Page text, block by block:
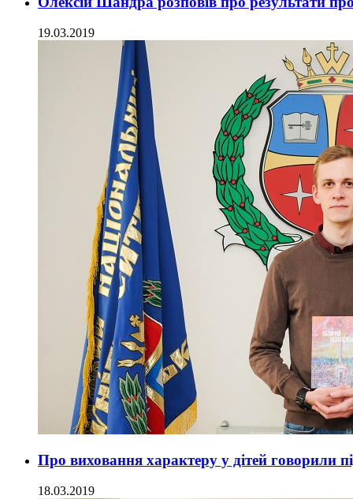
19.03.2019
Про виховання характеру у дітей говорили
18.03.2019